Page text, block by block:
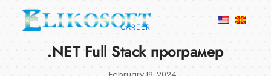
CAREER
.NET Full Stack програмер